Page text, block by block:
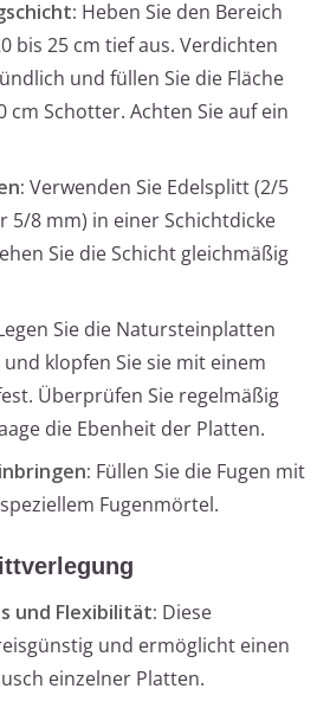
Heben Sie den Bereich
bis 25 cm tief aus. Verdichten
und füllen Sie die Fläche
cm Schotter. Achten Sie auf ein
Verwenden Sie Edelsplitt (2/5
5/8 mm) in einer Schichtdicke
Sie die Schicht gleichmäßig
Sie die Natursteinplatten
klopfen Sie sie mit einem
Überprüfen Sie regelmäßig
die Ebenheit der Platten.
Füllen Sie die Fugen mit
Fugenmörtel.
und Flexibilität: Diese
und ermöglicht einen
einzelner Platten.